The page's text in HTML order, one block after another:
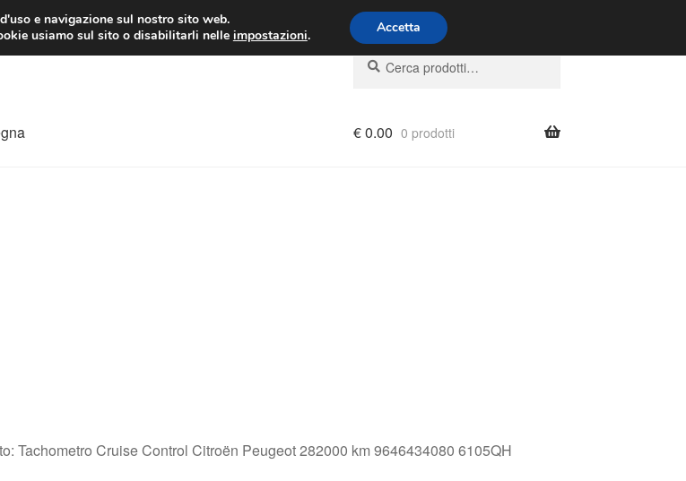
Lun-Ven 9:00 - 16:00 800 580 290
Cerca:
Cerca
€0.00 0 prodotti
Tachometro Cruise Control Citroën Peugeot 282000 km 9646434080 6105QH
e navigazione sul nostro sito web.
usiamo sul sito o disabilitarli nelle impostazioni. Accetta